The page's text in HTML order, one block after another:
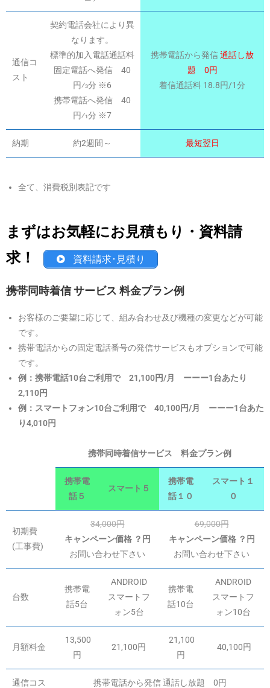
通信コ
スト
契約電話会社により異
なります。
標準的加入電話通話料
固定電話へ発信 40
円⁄3分 ※6
携帯電話へ発信 40
円⁄1分 ※7
携帯電話から発信通話し放
題 0円
着信通話料 18.8円/1分
納期 約2週間～ 最短翌日
全て、消費税別表記です
まずはお気軽にお見積もり・資料請
求！
資料請求･見積り
携帯同時着信 サービス 料金プラン例
お客様のご要望に応じて、組み合わせ及び機種の変更などが可能
です。
携帯電話からの固定電話番号の発信サービスもオプションで可能
です。
例：携帯電話10台ご利用で 21,100円/月 ーーー1台あたり
2,110円
例：スマートフォン10台ご利用で 40,100円/月 ーーー1台あた
り4,010円
携帯同時着信サービス 料金プラン例
携帯電
話５
スマート５
携帯電
話１０
スマート１
０
初期費
(工事費)
34,000円
キャンペーン価格 ？円
お問い合わせ下さい
69,000円
キャンペーン価格 ？円
お問い合わせ下さい
台数
携帯電
話5台
ANDROID
スマートフ
ォン5台
携帯電
話10台
ANDROID
スマートフ
ォン10台
月額料金
13,500
円
21,100円
21,100
円
40,100円
通信コス
携帯電話から発信 通話し放題 0円